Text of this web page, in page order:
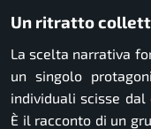
Un ritratto
La scelta narrativa
un singolo
individuali scisse
È il racconto di un